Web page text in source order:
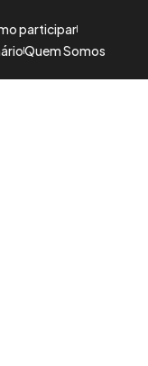
participar
Quem Somos